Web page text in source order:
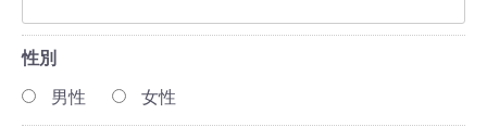
性別
男性
女性